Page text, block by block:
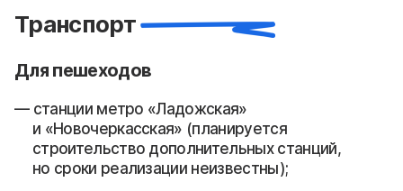
Транспорт
Для пешеходов
станции метро «Ладожская»
и «Новочеркасская» (планируется
строительство дополнительных станций,
но сроки реализации неизвестны);